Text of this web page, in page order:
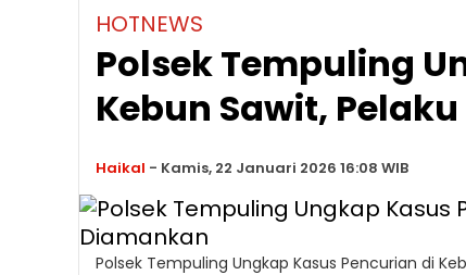
HOTNEWS
Polsek Tempuling
Kebun Sawit,
Haikal - Kamis, 22 Januari 2026 16:08 WIB
Polsek Tempuling Ungkap Kasus Pencurian di